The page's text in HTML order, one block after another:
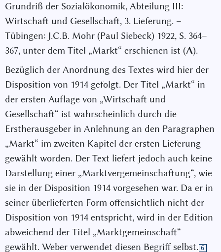
Grundriß der Sozialökonomik, Abteilung III:
Wirtschaft und Gesellschaft, 3. Lieferung. –
Tübingen: J.C.B. Mohr (Paul Siebeck) 1922, S. 364–
367, unter dem Titel „Markt“ erschienen ist (A).
Bezüglich der Anordnung des Textes wird hier der
Disposition von 1914 gefolgt. Der Titel „Markt“ in
der ersten Auflage von „Wirtschaft und
Gesellschaft“ ist wahrscheinlich durch die
Erstherausgeber in Anlehnung an den Paragraphen
„Markt“ im zweiten Kapitel der ersten Lieferung
gewählt worden. Der Text liefert jedoch auch keine
Darstellung einer „Marktvergemeinschaftung“, wie
sie in der Disposition 1914 vorgesehen war. Da er in
seiner überlieferten Form offensichtlich nicht der
Disposition von 1914 entspricht, wird in der Edition
abweichend der Titel „Marktgemeinschaft“
gewählt. Weber verwendet diesen Begriff selbst. 6